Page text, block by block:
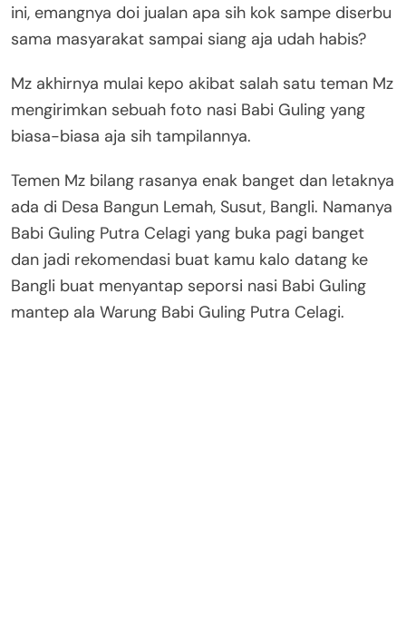
ini, emangnya doi jualan apa sih kok sampe diserbu
sama masyarakat sampai siang aja udah habis?
Mz akhirnya mulai kepo akibat salah satu teman Mz
mengirimkan sebuah foto nasi Babi Guling yang
biasa-biasa aja sih tampilannya.
Temen Mz bilang rasanya enak banget dan letaknya
ada di Desa Bangun Lemah, Susut, Bangli. Namanya
Babi Guling Putra Celagi yang buka pagi banget
dan jadi rekomendasi buat kamu kalo datang ke
Bangli buat menyantap seporsi nasi Babi Guling
mantep ala Warung Babi Guling Putra Celagi.